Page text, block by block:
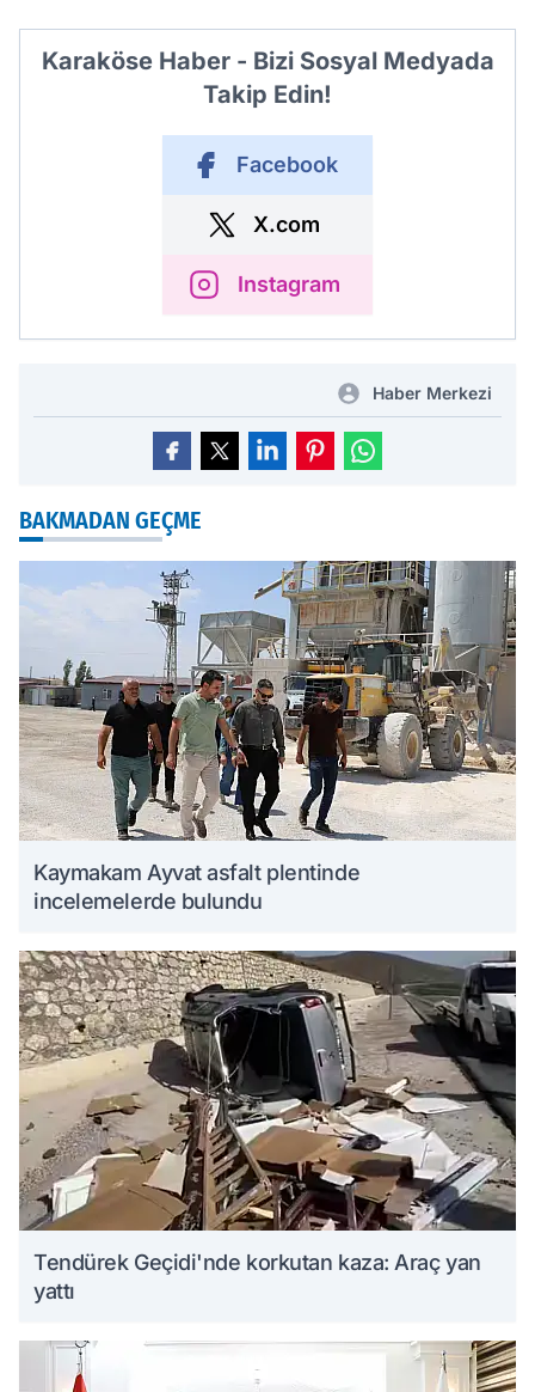
Karaköse Haber - Bizi Sosyal Medyada
Takip Edin!
Facebook
X.com
Instagram
Haber Merkezi
BAKMADAN GEÇME
Kaymakam Ayvat asfalt plentinde
incelemelerde bulundu
Tendürek Geçidi'nde korkutan kaza: Araç yan
yattı